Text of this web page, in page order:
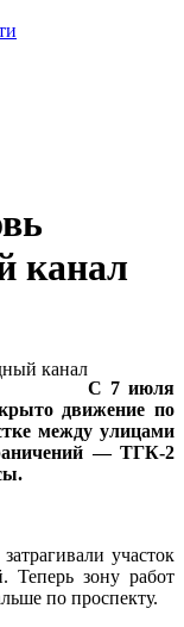
канал
С 7 июля
движение по
между улицами
— ТГК-2
участок
Теперь зону работ
по проспекту.